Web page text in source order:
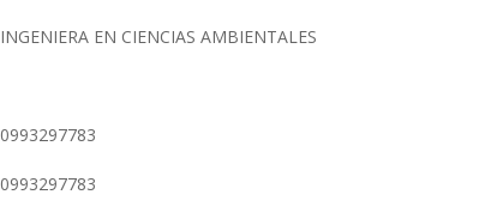
INGENIERA EN CIENCIAS AMBIENTALES
0993297783
0993297783